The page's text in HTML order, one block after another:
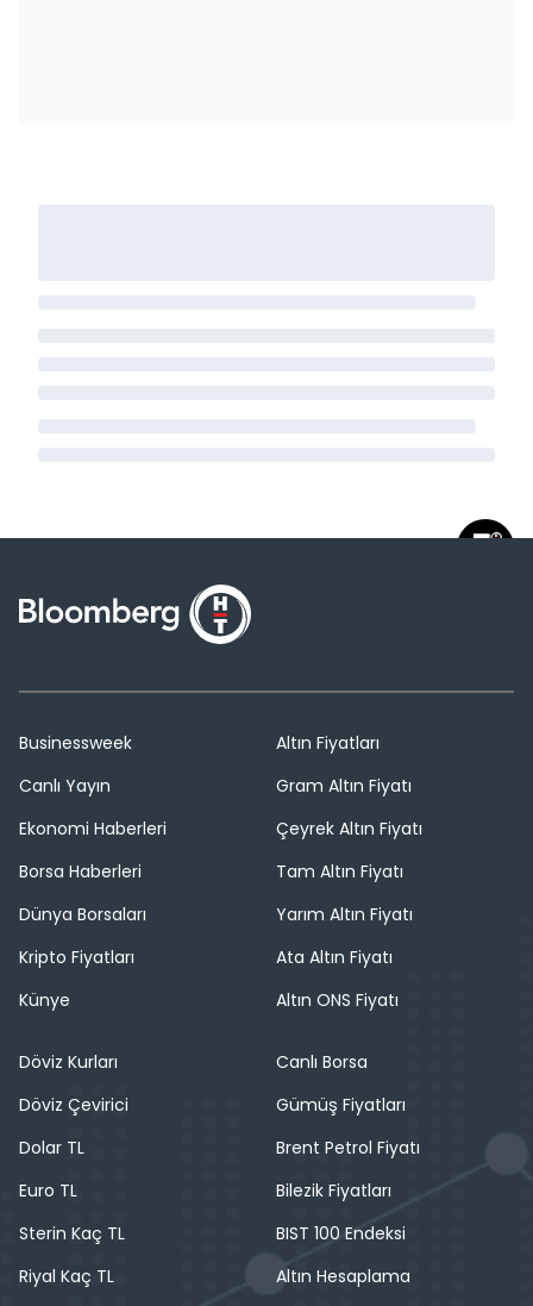
Businessweek
Canlı Yayın
Ekonomi Haberleri
Borsa Haberleri
Dünya Borsaları
Kripto Fiyatları
Künye
Altın Fiyatları
Gram Altın Fiyatı
Çeyrek Altın Fiyatı
Tam Altın Fiyatı
Yarım Altın Fiyatı
Ata Altın Fiyatı
Altın ONS Fiyatı
Döviz Kurları
Döviz Çevirici
Dolar TL
Euro TL
Sterin Kaç TL
Riyal Kaç TL
Canlı Borsa
Gümüş Fiyatları
Brent Petrol Fiyatı
Bilezik Fiyatları
BIST 100 Endeksi
Altın Hesaplama